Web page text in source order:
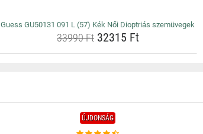
Guess GU50131 091 L (57) Kék Női Dioptriás szemüvegek
33990 Ft32315 Ft
ÚJDONSÁG